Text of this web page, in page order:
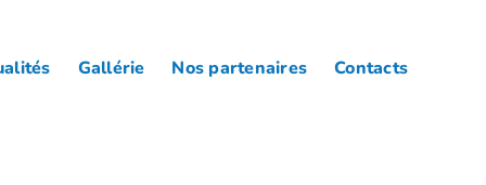
Gallérie Nos partenaires Contacts